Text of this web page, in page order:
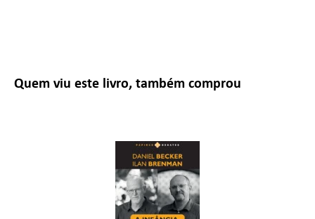
Quem viu este livro, também comprou